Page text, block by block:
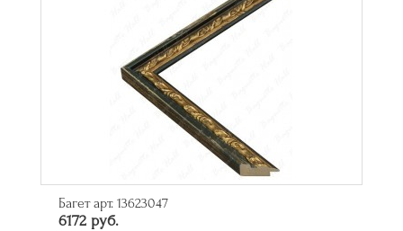
Багет арт. 13623047
6172 руб.